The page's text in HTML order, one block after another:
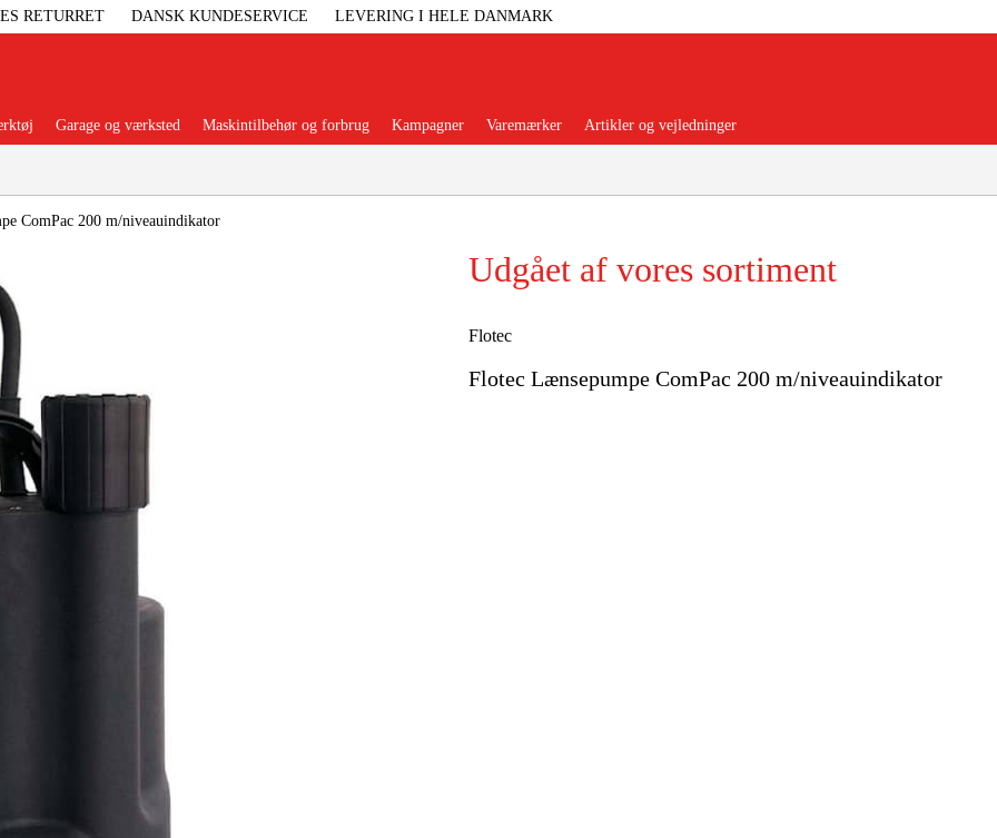
RETURRET DANSK KUNDESERVICE LEVERING I HELE DANMARK
Elgeneratorer Og Nødstrøm
Højtryksrensere Maskiner Og Værktøj
Garage og værksted Maskintilbehør og forbrug Kampagner Varemærker Artikler og vejledninger
ComPac 200 m/niveauindikator
Udgået af vores sortiment
Flotec
Flotec Lænsepumpe ComPac 200 m/niveauindikator